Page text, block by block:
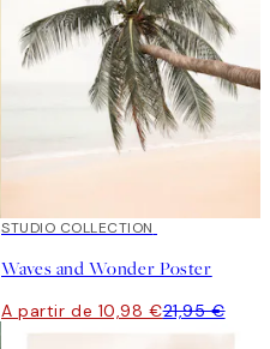
50%*
STUDIO COLLECTION
Waves and Wonder Poster
A partir de 10,98 €21,95 €